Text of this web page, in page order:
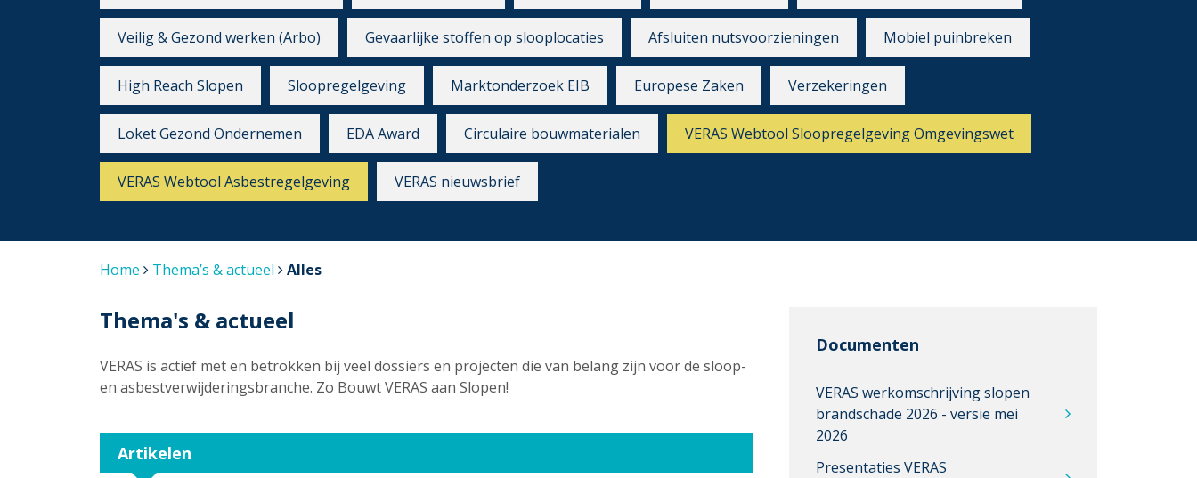
Veilig & Gezond werken (Arbo) Gevaarlijke stoffen op slooplocaties Afsluiten nutsvoorzieningen Mobiel puinbreken
High Reach Slopen Sloopregelgeving Marktonderzoek EIB Europese Zaken Verzekeringen
Loket Gezond Ondernemen EDA Award Circulaire bouwmaterialen VERAS Webtool Sloopregelgeving Omgevingswet
VERAS Webtool Asbestregelgeving VERAS nieuwsbrief
Home Thema’s & actueel Alles
Thema's & actueel
VERAS is actief met en betrokken bij veel dossiers en projecten die van belang zijn voor de sloop-
en asbestverwijderingsbranche. Zo Bouwt VERAS aan Slopen!
Documenten
VERAS werkomschrijving slopen
brandschade 2026 - versie mei
2026
Presentaties VERAS
Artikelen